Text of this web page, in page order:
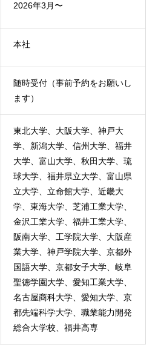
2026年3月〜
本社
随時受付（事前予約をお願いし
ます）
東北大学、大阪大学、神戸大
学、新潟大学、信州大学、福井
大学、富山大学、秋田大学、琉
球大学、福井県立大学、富山県
立大学、立命館大学、近畿大
学、東海大学、芝浦工業大学、
金沢工業大学、福井工業大学、
阪南大学、工学院大学、大阪産
業大学、神戸学院大学、京都外
国語大学、京都女子大学、岐阜
聖徳学園大学、愛知工業大学、
名古屋商科大学、愛知大学、京
都先端科学大学、職業能力開発
総合大学校、福井高専